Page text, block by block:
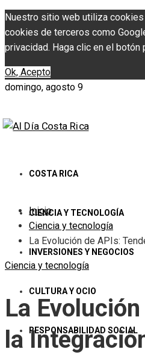
Nuestro sitio web utiliza
cookies de terceros como
privacidad. Haga clic en el
Ok, Acepto
domingo, agosto 9
COSTA RICA
CIENCIA Y TECNOLOGÍA
INVERSIONES Y NEGOCIOS
CULTURA Y OCIO
RESPONSABILIDAD SOCIAL
Inicio
Ciencia y tecnología
La Evolución de APIs:
Ciencia y tecnología
La
la